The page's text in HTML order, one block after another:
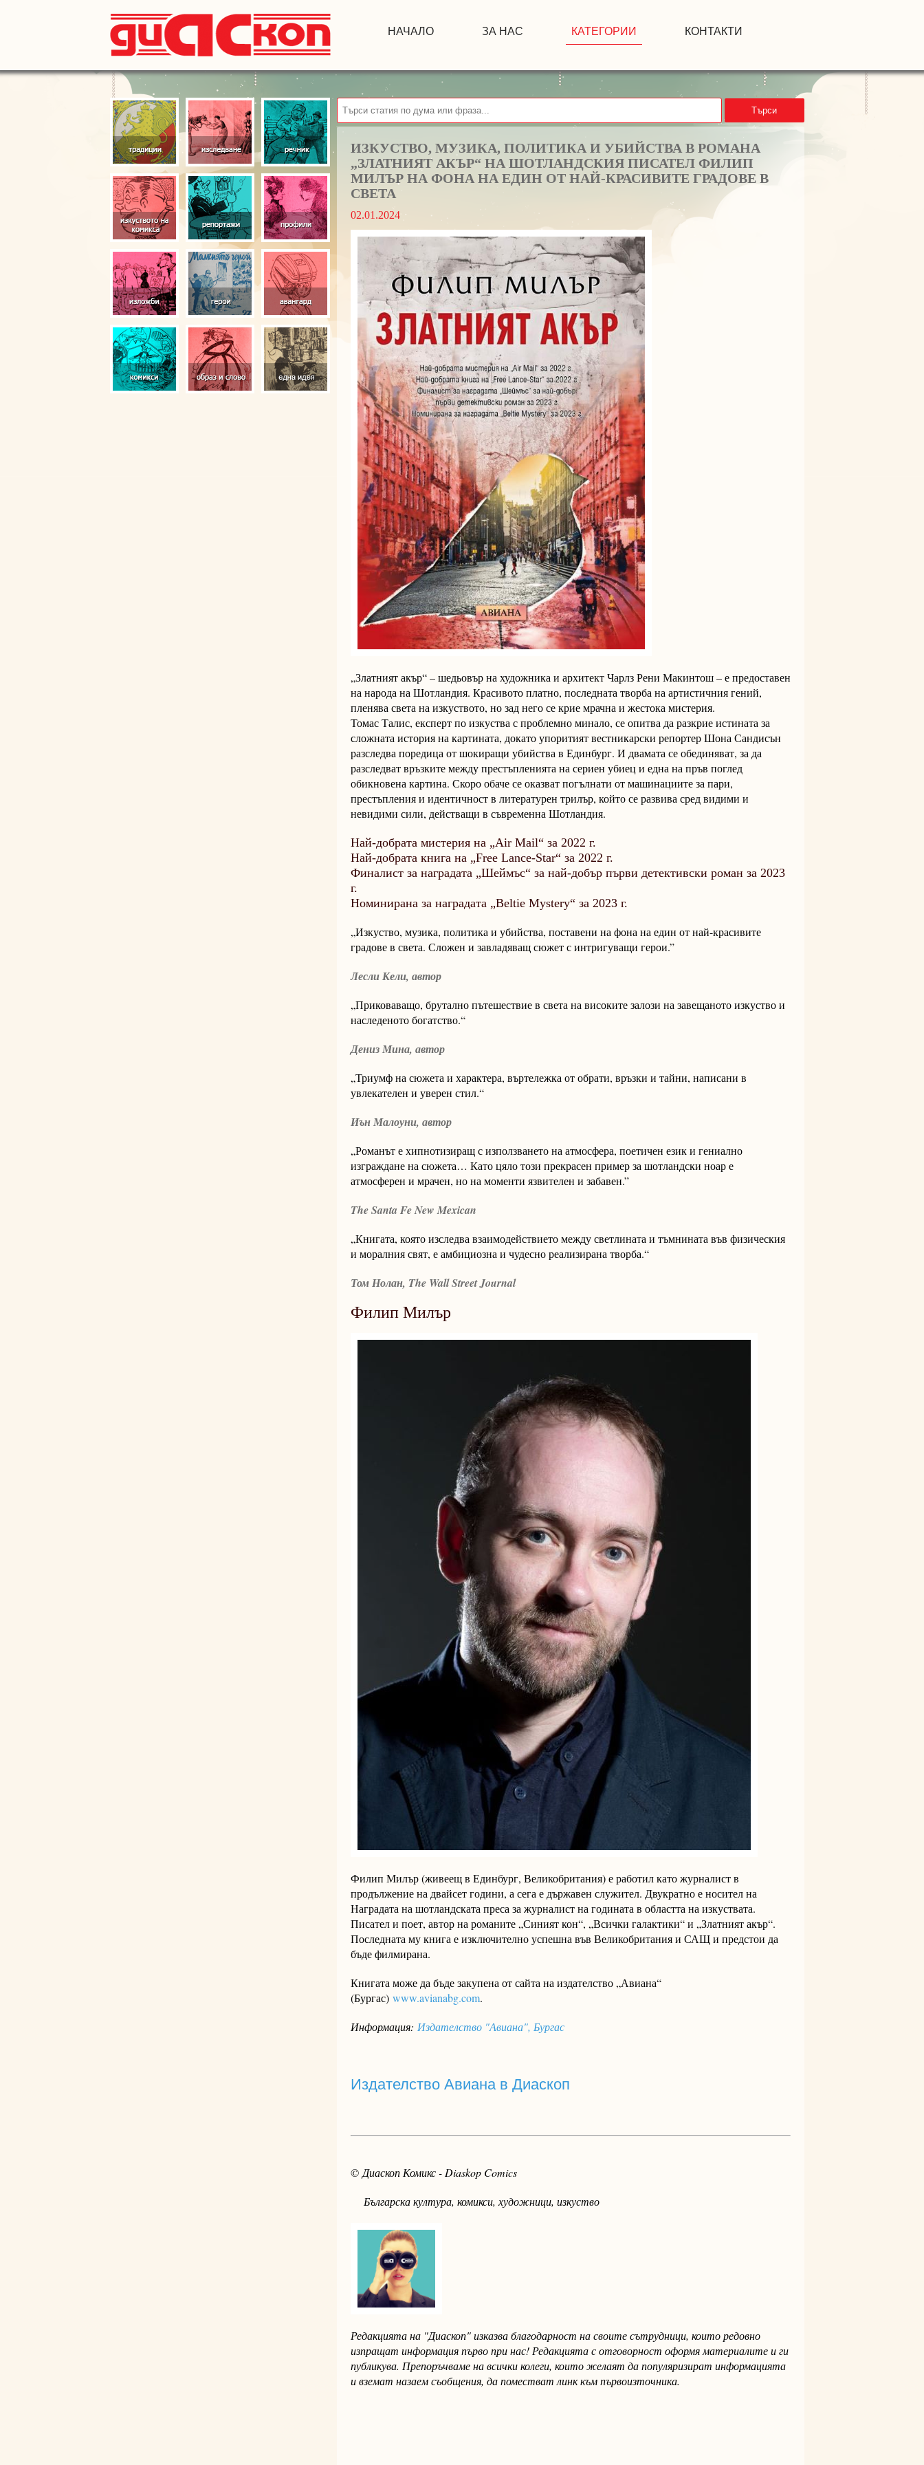
НАЧАЛО ЗА НАС КАТЕГОРИИ КОНТАКТИ
Търси
ИЗКУСТВО, МУЗИКА, ПОЛИТИКА И УБИЙСТВА В РОМАНА
„ЗЛАТНИЯТ АКЪР“ НА ШОТЛАНДСКИЯ ПИСАТЕЛ ФИЛИП
МИЛЪР НА ФОНА НА ЕДИН ОТ НАЙ-КРАСИВИТЕ ГРАДОВЕ В
СВЕТА
02.01.2024
„Златният акър“ – шедьовър на художника и архитект Чарлз Рени Макинтош – е предоставен
на народа на Шотландия. Красивото платно, последната творба на артистичния гений,
пленява света на изкуството, но зад него се крие мрачна и жестока мистерия.
Томас Талис, експерт по изкуства с проблемно минало, се опитва да разкрие истината за
сложната история на картината, докато упоритият вестникарски репортер Шона Сандисън
разследва поредица от шокиращи убийства в Единбург. И двамата се обединяват, за да
разследват връзките между престъпленията на сериен убиец и една на пръв поглед
обикновена картина. Скоро обаче се оказват погълнати от машинациите за пари,
престъпления и идентичност в литературен трилър, който се развива сред видими и
невидими сили, действащи в съвременна Шотландия.
Най-добрата мистерия на „Air Mail“ за 2022 г.
Най-добрата книга на „Free Lance-Star“ за 2022 г.
Финалист за наградата „Шеймъс“ за най-добър първи детективски роман за 2023
г.
Номинирана за наградата „Beltie Mystery“ за 2023 г.
„Изкуство, музика, политика и убийства, поставени на фона на един от най-красивите
градове в света. Сложен и завладяващ сюжет с интригуващи герои.”
Лесли Кели, автор
„Приковаващо, брутално пътешествие в света на високите залози на завещаното изкуство и
наследеното богатство.“
Дениз Мина, автор
„Триумф на сюжета и характера, въртележка от обрати, връзки и тайни, написани в
увлекателен и уверен стил.“
Иън Малоуни, автор
„Романът е хипнотизиращ с използването на атмосфера, поетичен език и гениално
изграждане на сюжета… Като цяло този прекрасен пример за шотландски ноар е
атмосферен и мрачен, но на моменти язвителен и забавен.”
The Santa Fe New Mexican
„Книгата, която изследва взаимодействието между светлината и тъмнината във физическия
и моралния свят, е амбициозна и чудесно реализирана творба.“
Том Нолан, The Wall Street Journal
Филип Милър
Филип Милър (живеещ в Единбург, Великобритания) е работил като журналист в
продължение на двайсет години, а сега е държавен служител. Двукратно е носител на
Наградата на шотландската преса за журналист на годината в областта на изкуствата.
Писател и поет, автор на романите „Синият кон“, „Всички галактики“ и „Златният акър“.
Последната му книга е изключително успешна във Великобритания и САЩ и предстои да
бъде филмирана.
Книгата може да бъде закупена от сайта на издателство „Авиана“
(Бургас) www.avianabg.com.
Информация: Издателство "Авиана", Бургас
Издателство Авиана в Диаскоп
© Диаскоп Комикс - Diaskop Comics
Българска култура, комикси, художници, изкуство
Редакцията на "Диаскоп" изказва благодарност на своите сътрудници, които редовно
изпращат информация първо при нас! Редакцията с отговорност оформя материалите и ги
публикува. Препоръчваме на всички колеги, които желаят да популяризират информацията
и вземат назаем съобщения, да поместват линк към първоизточника.